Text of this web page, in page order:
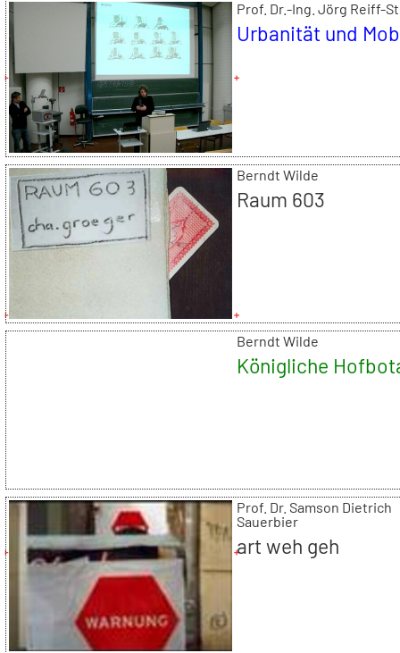
Prof. Dr.-Ing. Jörg Reiff-
Urbanität und
Berndt Wilde
Raum 603
Berndt Wilde
Königliche
Prof. Dr. Samson Dietrich
Sauerbier
art weh geh